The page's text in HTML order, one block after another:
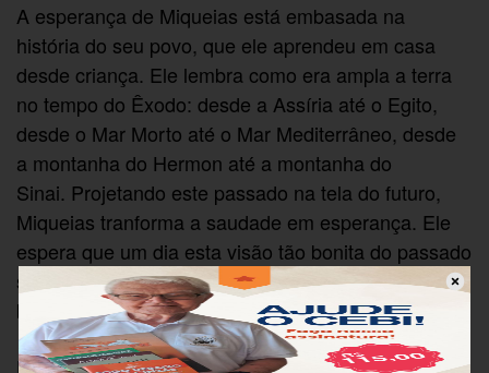
A esperança de Miqueias está embasada na
história do seu povo, que ele aprendeu em casa
desde criança. Ele lembra como era ampla a terra
no tempo do Êxodo: desde a Assíria até o Egito,
desde o Mar Morto até o Mar Mediterrâneo, desde
a montanha do Hermon até a montanha do
Sinai. Projetando este passado na tela do futuro,
Miqueias tranforma a saudade em esperança. Ele
espera que um dia esta visão tão bonita do passado
se realize novamente. É imagem de Deus como
bom pastor que fundamenta esta esperança.
CEBI